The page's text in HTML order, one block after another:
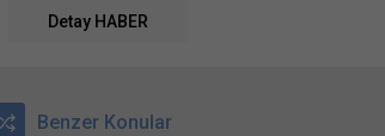
Detay HABER
Benzer Konular